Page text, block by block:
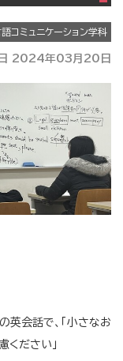
コミュニケーション学科
2024年03月20日
英会話で、「小さなお
ください」